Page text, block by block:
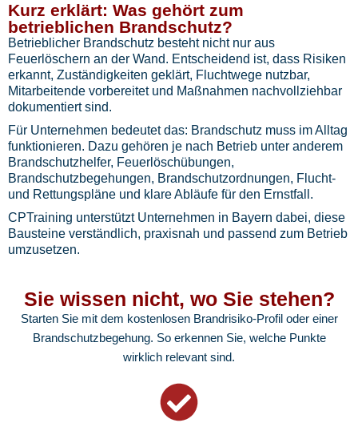
Kurz erklärt: Was gehört zum
betrieblichen Brandschutz?
Betrieblicher Brandschutz besteht nicht nur aus
Feuerlöschern an der Wand. Entscheidend ist, dass Risiken
erkannt, Zuständigkeiten geklärt, Fluchtwege nutzbar,
Mitarbeitende vorbereitet und Maßnahmen nachvollziehbar
dokumentiert sind.
Für Unternehmen bedeutet das: Brandschutz muss im Alltag
funktionieren. Dazu gehören je nach Betrieb unter anderem
Brandschutzhelfer, Feuerlöschübungen,
Brandschutzbegehungen, Brandschutzordnungen, Flucht-
und Rettungspläne und klare Abläufe für den Ernstfall.
CPTraining unterstützt Unternehmen in Bayern dabei, diese
Bausteine verständlich, praxisnah und passend zum Betrieb
umzusetzen.
Sie wissen nicht, wo Sie stehen?
Starten Sie mit dem kostenlosen Brandrisiko-Profil oder einer
Brandschutzbegehung. So erkennen Sie, welche Punkte
wirklich relevant sind.